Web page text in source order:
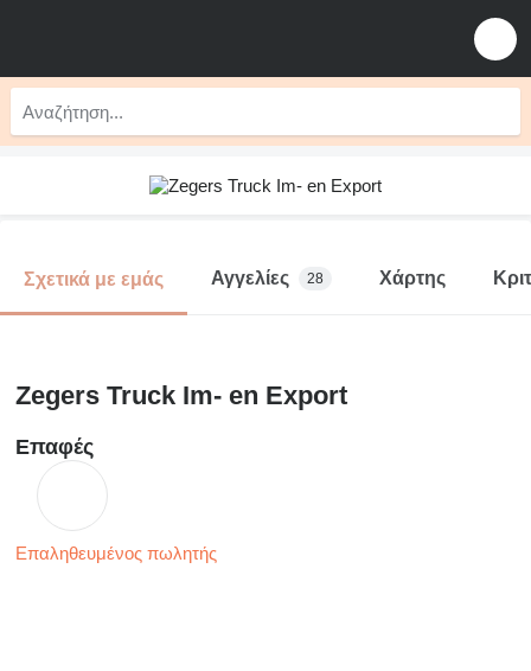
Σχετικά με εμάς Αγγελίες 28 Χάρτης
Zegers Truck Im- en Export
Επαφές
Επαληθευμένος πωλητής